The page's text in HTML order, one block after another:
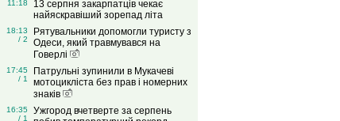
11:18
13 серпня закарпатців чекає
найяскравіший зорепад літа
18:13
/ 2
Рятувальники допомогли туристу з
Одеси, який травмувався на
Говерлі
17:45
/ 1
Патрульні зупинили в Мукачеві
мотоцикліста без прав і номерних
знаків
16:35
/ 1
Ужгород вчетверте за серпень